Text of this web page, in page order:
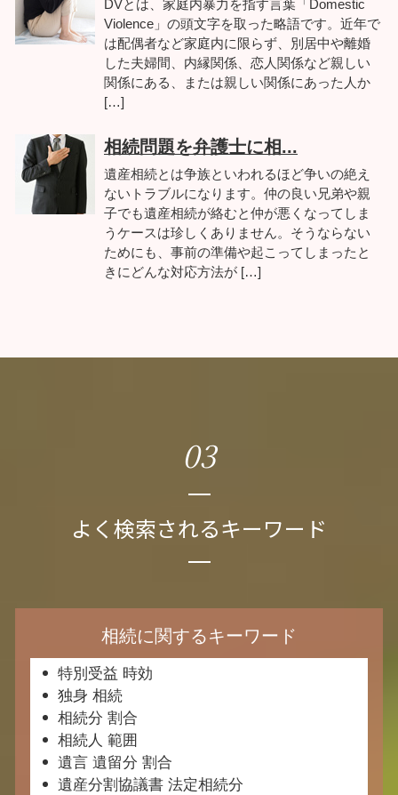
DVとは、家庭内暴力を指す言葉「Domestic
Violence」の頭文字を取った略語です。近年で
は配偶者など家庭内に限らず、別居中や離婚
した夫婦間、内縁関係、恋人関係など親しい
関係にある、または親しい関係にあった人か
[…]
相続問題を弁護士に相...
遺産相続とは争族といわれるほど争いの絶え
ないトラブルになります。仲の良い兄弟や親
子でも遺産相続が絡むと仲が悪くなってしま
うケースは珍しくありません。そうならない
ためにも、事前の準備や起こってしまったと
きにどんな対応方法が […]
03
よく検索されるキーワード
相続に関するキーワード
特別受益 時効
独身 相続
相続分 割合
相続人 範囲
遺言 遺留分 割合
遺産分割協議書 法定相続分